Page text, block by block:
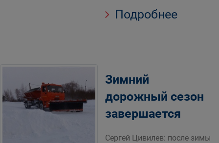
Подробнее
Зимний
дорожный сезон
завершается
Сергей Цивилев: после зимы